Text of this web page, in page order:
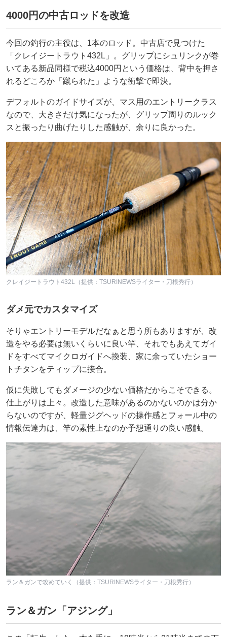
4000円の中古ロッドを改造
今回の釣行の主役は、1本のロッド。中古店で見つけた
「クレイジートラウト432L」。グリップにシュリンクが巻
いてある新品同様で税込4000円という価格は、背中を押さ
れるどころか「蹴られた」ような衝撃で即決。
デフォルトのガイドサイズが、マス用のエントリークラス
なので、大きさだけ気になったが、グリップ周りのルック
スと振ったり曲げたりした感触が、余りに良かった。
クレイジートラウト432L（提供：TSURINEWSライター・刀根秀行）
ダメ元でカスタマイズ
そりゃエントリーモデルだなぁと思う所もありますが、改
造をやる必要は無いくらいに良い竿、それでもあえてガイ
ドをすべてマイクロガイドへ換装、家に余っていたショー
トチタンをティップに接合。
仮に失敗してもダメージの少ない価格だからこそできる。
仕上がりは上々。改造した意味があるのかないのかは分か
らないのですが、軽量ジグヘッドの操作感とフォール中の
情報伝達力は、竿の素性上なのか予想通りの良い感触。
ラン＆ガンで攻めていく（提供：TSURINEWSライター・刀根秀行）
ラン＆ガン「アジング」